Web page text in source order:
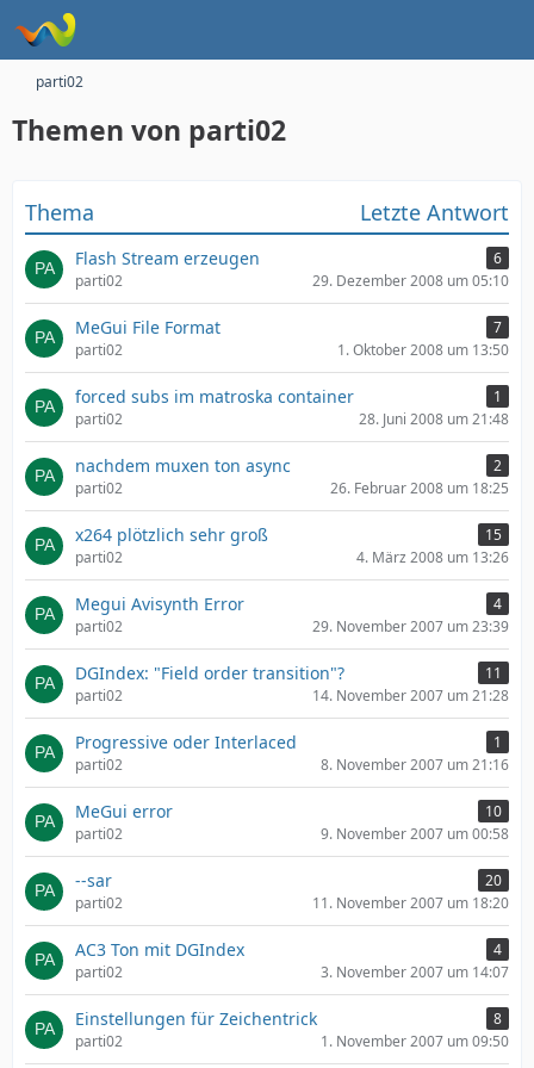
parti02
Themen von parti02
Thema Letzte Antwort
Flash Stream erzeugen
6
parti02
29. Dezember 2008 um 05:10
MeGui File Format
7
parti02
1. Oktober 2008 um 13:50
forced subs im matroska container
1
parti02
28. Juni 2008 um 21:48
nachdem muxen ton async
2
parti02
26. Februar 2008 um 18:25
x264 plötzlich sehr groß
15
parti02
4. März 2008 um 13:26
Megui Avisynth Error
4
parti02
29. November 2007 um 23:39
DGIndex: "Field order transition"?
11
parti02
14. November 2007 um 21:28
Progressive oder Interlaced
1
parti02
8. November 2007 um 21:16
MeGui error
10
parti02
9. November 2007 um 00:58
--sar
20
parti02
11. November 2007 um 18:20
AC3 Ton mit DGIndex
4
parti02
3. November 2007 um 14:07
Einstellungen für Zeichentrick
8
parti02
1. November 2007 um 09:50